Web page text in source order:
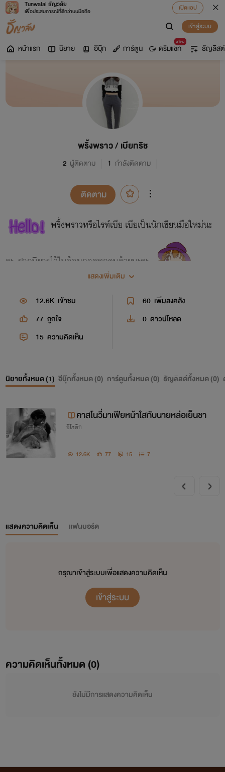
Tunwalai ธัญวลัย
เพื่อประสบการณ์ที่ดีกว่าบนมือถือ
เปิดแอป
เข้าสู่ระบบ
หน้าแรก นิยาย อีบุ๊ก การ์ตูน
มาใหม่
ดรีมแชท ธัญลิสต์
พริ้งพราว / เบียทริช
2 ผู้ติดตาม 1 กำลังติดตาม
ติดตาม
พริ้งพราวหรือไรท์เบีย เบียเป็นนักเขียนมือใหม่นะ
คะ. ฝากนิยายไว้ในอ้อมกอดทุกคนด้วยนะคะ
แสดงเพิ่มเติม
12.6K เข้าชม 60 เพิ่มลงคลัง
77 ถูกใจ 0 ดาวน์โหลด
15 ความคิดเห็น
นิยายทั้งหมด (1) อีบุ๊กทั้งหมด (0) การ์ตูนทั้งหมด (0) ธัญลิสต์ทั้งหมด (0)
คาสโนวี่มาเฟียหน้าใสกับนายหล่อเย็นชา
อีโรติก
12.6K 77 15 7
แสดงความคิดเห็น แฟนบอร์ด
กรุณาเข้าสู่ระบบเพื่อแสดงความคิดเห็น
เข้าสู่ระบบ
ความคิดเห็นทั้งหมด (0)
ยังไม่มีการแสดงความคิดเห็น